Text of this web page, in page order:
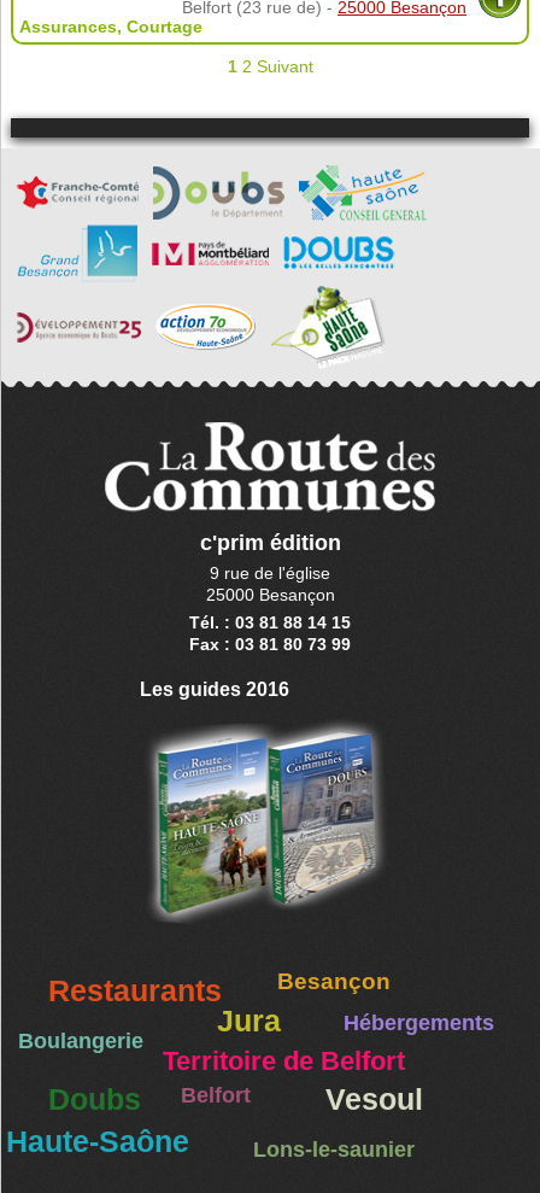
Belfort (23 rue de) - 25000 Besançon
Assurances, Courtage
1 2 Suivant
c'prim édition
9 rue de l'église
25000 Besançon
Tél. : 03 81 88 14 15
Fax : 03 81 80 73 99
Les guides 2016
Restaurants Besançon
Jura Hébergements
Boulangerie
Territoire de Belfort
Doubs Belfort
Vesoul
Haute-Saône
Lons-le-saunier